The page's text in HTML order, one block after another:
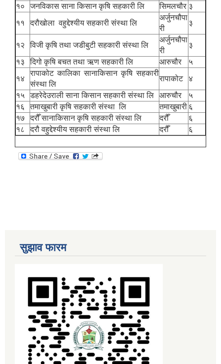
१०
जनविकास साना किसान कृषि सहकारी लि सिमलचौर ३
११
दरौखोला वहुद्देश्यीय सहकारी संस्था लि
अर्जुनचौपा
री
३
१२ विजी कृषि तथा जडीबुटी सहकारी संस्था लि
अर्जुनचौपा
री
३
१३
दिगो कृषि बचत तथा ऋण सहकारी लि आरुचौर
५
१४
रापाकोट कालिका सानाकिसान कृषि सहकारी
संस्था लि
रापाकोट
४
१५
डहरेदेउराली साना किसान सहकारी संस्था लि आरुचौर
५
१६
तमाखुबारी कृषि सहकारी संस्था लि तमाखुबारी ६
१७
दरौँ सानाकिसान कृषि सहकारी संस्था लि दरौँ
६
१८
दरौ वहुद्देश्यीय सहकारी संस्था लि दरौँ ६
सुझाव फारम